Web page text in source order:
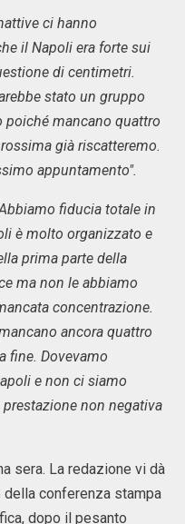
ci hanno
il Napoli era forte sui
di centimetri.
stato un gruppo
poiché mancano quattro
già riscatteremo.
appuntamento".
fiducia totale in
è molto organizzato e
prima parte della
ma non le abbiamo
concentrazione.
ancora quattro
fine. Dovevamo
e non ci siamo
non negativa
sera. La redazione vi dà
conferenza stampa
dopo il pesanto